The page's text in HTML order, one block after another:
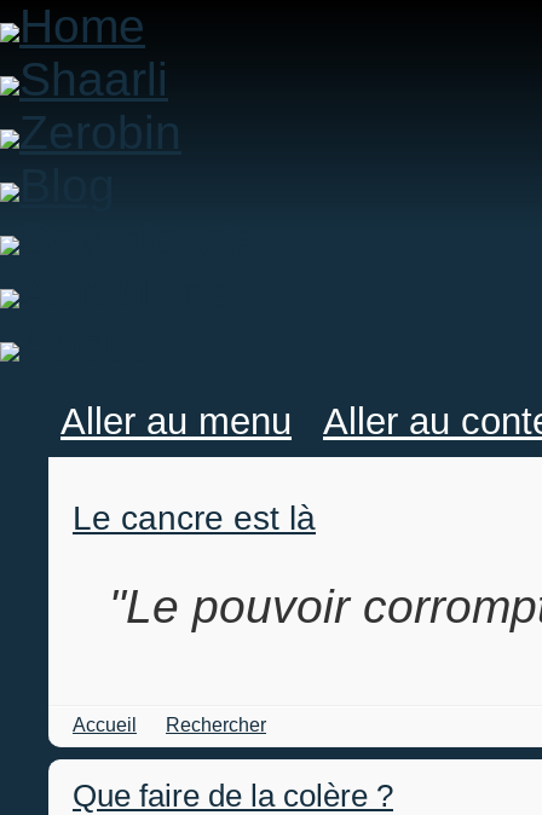
Home
Shaarli
Zerobin
Aller au menu Aller au
Le cancre est là
"Le pouvoir
Accueil Rechercher
Que faire de la colère ?